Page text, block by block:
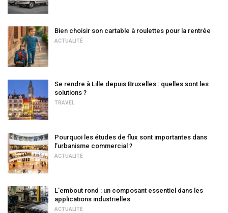
Bien choisir son cartable à roulettes pour la rentrée
ACTUALITÉ
Se rendre à Lille depuis Bruxelles : quelles sont les
solutions ?
TRAVEL
Pourquoi les études de flux sont importantes dans
l’urbanisme commercial ?
ACTUALITÉ
L’embout rond : un composant essentiel dans les
applications industrielles
ACTUALITÉ